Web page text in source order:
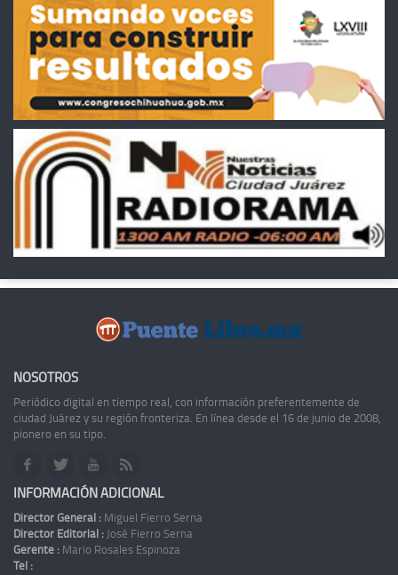
NOSOTROS
Periódico digital en tiempo real, con información preferentemente de
ciudad Juárez y su región fronteriza. En línea desde el 16 de junio de 2008,
pionero en su tipo.
INFORMACIÓN ADICIONAL
Director General : Miguel Fierro Serna
Director Editorial : José Fierro Serna
Gerente : Mario Rosales Espinoza
Tel :